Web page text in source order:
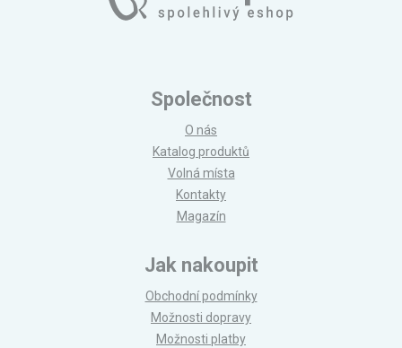
Společnost
O nás
Katalog produktů
Volná místa
Kontakty
Magazín
Jak nakoupit
Obchodní podmínky
Možnosti dopravy
Možnosti platby